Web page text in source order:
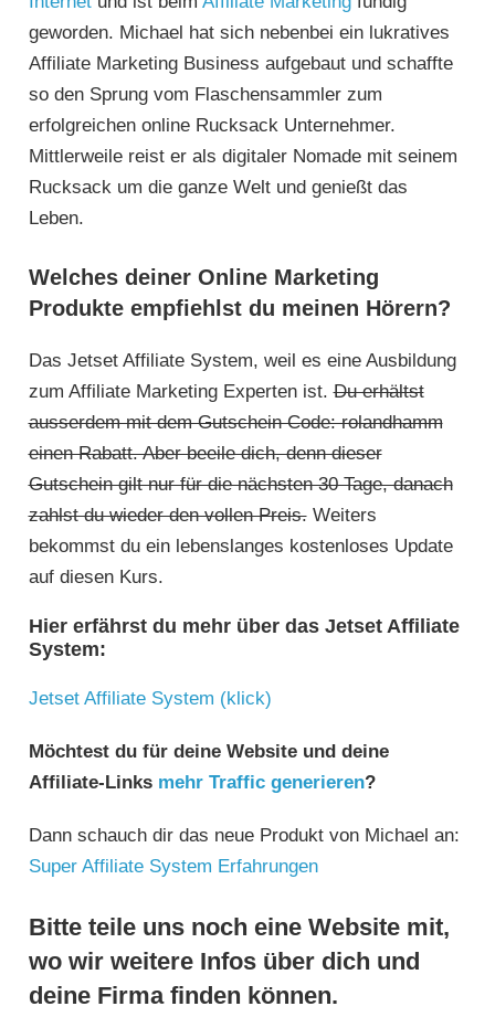
geworden. Michael hat sich nebenbei ein lukratives
Affiliate Marketing Business aufgebaut und schaffte
so den Sprung vom Flaschensammler zum
erfolgreichen online Rucksack Unternehmer.
Mittlerweile reist er als digitaler Nomade mit seinem
Rucksack um die ganze Welt und genießt das
Leben.
Welches deiner Online Marketing
Produkte empfiehlst du meinen Hörern?
Das Jetset Affiliate System, weil es eine Ausbildung
zum Affiliate Marketing Experten ist.Du erhältst
ausserdem mit dem Gutschein Code: rolandhamm
einen Rabatt. Aber beeile dich, denn dieser
Gutschein gilt nur für die nächsten 30 Tage, danach
zahlst du wieder den vollen Preis.Weiters
bekommst du ein lebenslanges kostenloses Update
auf diesen Kurs.
Hier erfährst du mehr über das Jetset Affiliate
System:
Jetset Affiliate System (klick)
Möchtest du für deine Website und deine
Affiliate-Links mehr Traffic generieren?
Dann schauch dir das neue Produkt von Michael an:
Super Affiliate System Erfahrungen
Bitte teile uns noch eine Website mit,
wo wir weitere Infos über dich und
deine Firma finden können.